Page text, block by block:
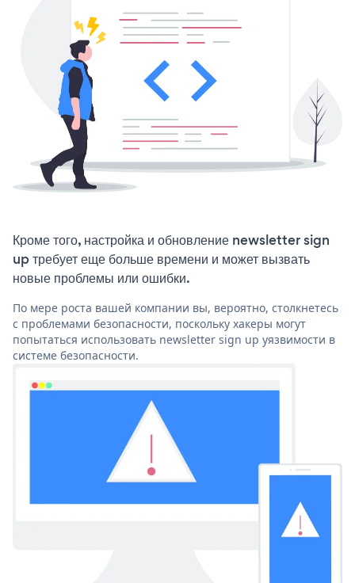
Кроме того, настройка и обновление newsletter sign
up требует еще больше времени и может вызвать
новые проблемы или ошибки.
По мере роста вашей компании вы, вероятно, столкнетесь
с проблемами безопасности, поскольку хакеры могут
попытаться использовать newsletter sign up уязвимости в
системе безопасности.